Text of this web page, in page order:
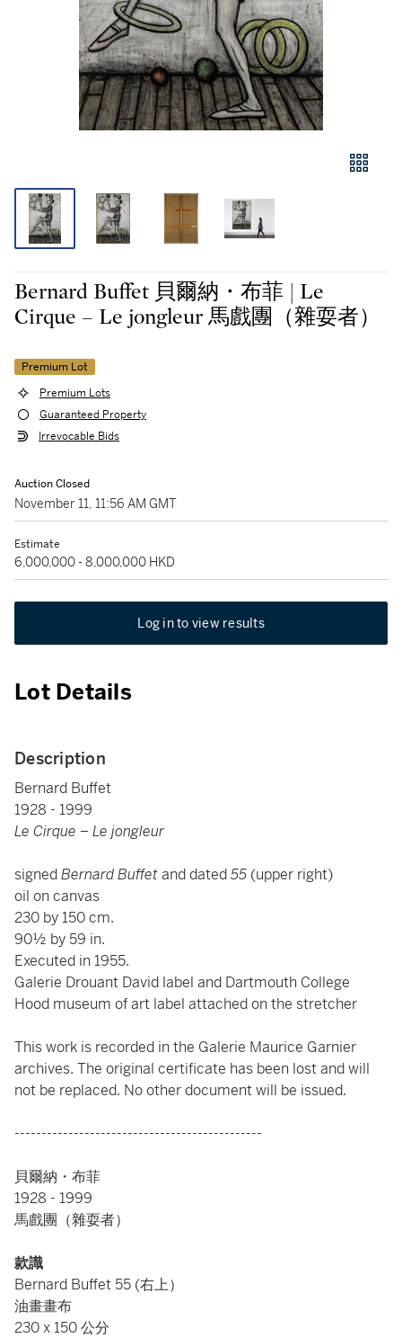
Bernard Buffet 貝爾納・布菲 | Le
Cirque – Le jongleur 馬戲團（雜耍者）
Premium Lot
Premium Lots
Guaranteed Property
Irrevocable Bids
Auction Closed
November 11, 11:56 AM GMT
Estimate
6,000,000 - 8,000,000 HKD
Log in to view results
Lot Details
Description
Bernard Buffet
1928 - 1999
Le Cirque – Le jongleur
signedBernard Buffetand dated55 (upper right)
oil on canvas
230 by 150 cm.
90½ by 59 in.
Executed in 1955.
Galerie Drouant David label and Dartmouth College
Hood museum of art label attached on the stretcher
This work is recorded in the Galerie Maurice Garnier
archives. The original certificate has been lost and will
not be replaced. No other document will be issued.
----------------------------------------------
貝爾納・布菲
1928 - 1999
馬戲團（雜耍者）
款識
Bernard Buffet 55 (右上）
油畫畫布
230 x 150 公分